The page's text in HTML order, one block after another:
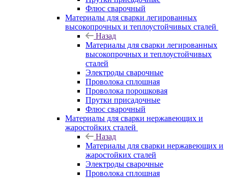
Флюс сварочный
Материалы для сварки легированных
высокопрочных и теплоустойчивых сталей
Назад
Материалы для сварки легированных
высокопрочных и теплоустойчивых
сталей
Электроды сварочные
Проволока сплошная
Проволока порошковая
Прутки присадочные
Флюс сварочный
Материалы для сварки нержавеющих и
жаростойких сталей
Назад
Материалы для сварки нержавеющих и
жаростойких сталей
Электроды сварочные
Проволока сплошная